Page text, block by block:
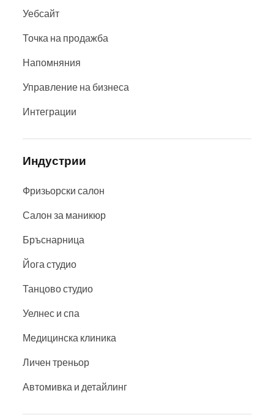
Уебсайт
Точка на продажба
Напомняния
Управление на бизнеса
Интеграции
Индустрии
Фризьорски салон
Салон за маникюр
Бръснарница
Йога студио
Танцово студио
Уелнес и спа
Медицинска клиника
Личен треньор
Автомивка и детайлинг